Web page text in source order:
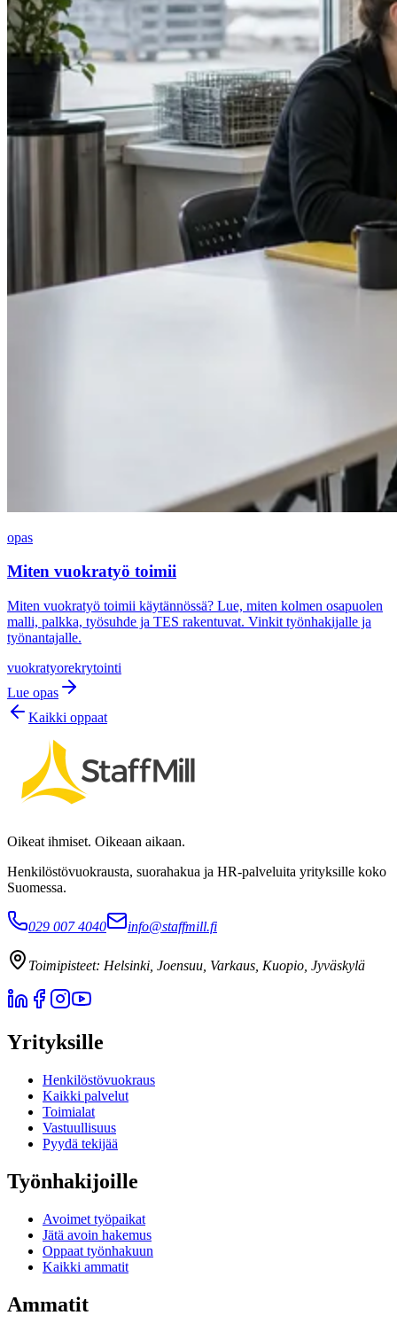
opas
Miten vuokratyö toimii
Miten vuokratyö toimii käytännössä? Lue, miten kolmen osapuolen
malli, palkka, työsuhde ja TES rakentuvat. Vinkit työnhakijalle ja
työnantajalle.
vuokratyorekrytointi
Lue opas
Kaikki oppaat
Oikeat ihmiset. Oikeaan aikaan.
Henkilöstövuokrausta, suorahakua ja HR-palveluita yrityksille koko
Suomessa.
029 007 4040 info@staffmill.fi
Toimipisteet: Helsinki, Joensuu, Varkaus, Kuopio, Jyväskylä
Yrityksille
Henkilöstövuokraus
Kaikki palvelut
Toimialat
Vastuullisuus
Pyydä tekijää
Työnhakijoille
Avoimet työpaikat
Jätä avoin hakemus
Oppaat työnhakuun
Kaikki ammatit
Ammatit